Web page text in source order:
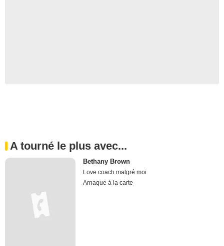
A tourné le plus avec...
Bethany Brown
Love coach malgré moi
Arnaque à la carte